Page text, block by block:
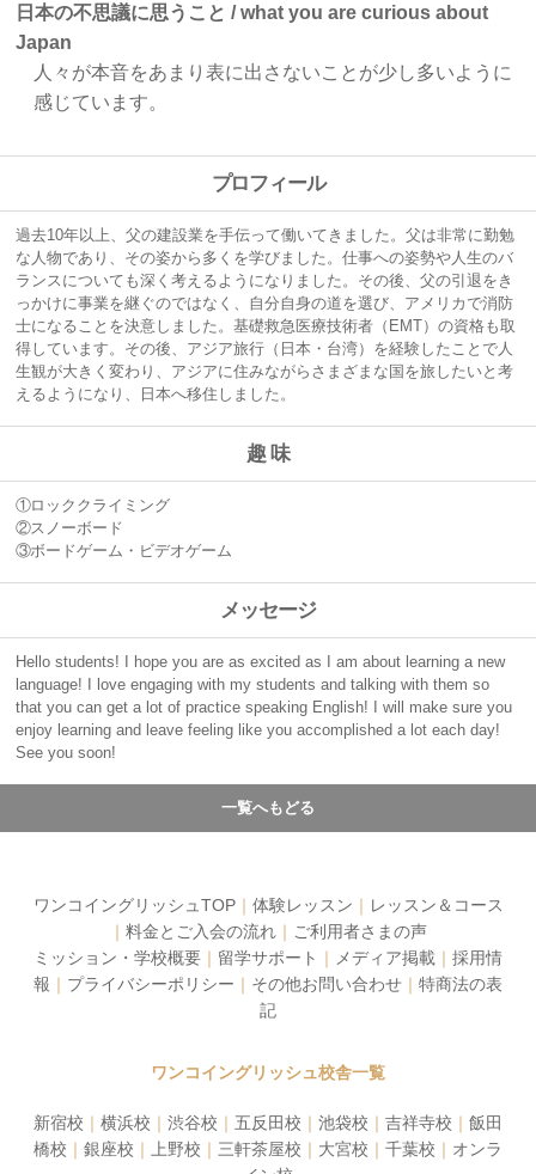
日本の不思議に思うこと / what you are curious about
Japan
人々が本音をあまり表に出さないことが少し多いように
感じています。
プロフィール
過去10年以上、父の建設業を手伝って働いてきました。父は非常に勤勉
な人物であり、その姿から多くを学びました。仕事への姿勢や人生のバ
ランスについても深く考えるようになりました。 その後、父の引退をき
っかけに事業を継ぐのではなく、自分自身の道を選び、アメリカで消防
士になることを決意しました。基礎救急医療技術者（EMT）の資格も取
得しています。 その後、アジア旅行（日本・台湾）を経験したことで人
生観が大きく変わり、アジアに住みながらさまざまな国を旅したいと考
えるようになり、日本へ移住しました。
趣 味
①ロッククライミング
②スノーボード
③ボードゲーム・ビデオゲーム
メッセージ
Hello students! I hope you are as excited as I am about learning a new
language! I love engaging with my students and talking with them so
that you can get a lot of practice speaking English! I will make sure you
enjoy learning and leave feeling like you accomplished a lot each day!
See you soon!
一覧へもどる
ワンコイングリッシュTOP｜ 体験レッスン ｜ レッスン＆コース
｜ 料金とご入会の流れ ｜ ご利用者さまの声
ミッション・学校概要 ｜ 留学サポート ｜ メディア掲載 ｜ 採用情
報 ｜ プライバシーポリシー ｜ その他お問い合わせ ｜ 特商法の表
記
ワンコイングリッシュ校舎一覧
新宿校 ｜ 横浜校 ｜ 渋谷校 ｜ 五反田校 ｜ 池袋校 ｜ 吉祥寺校 ｜ 飯田
橋校 ｜ 銀座校 ｜ 上野校 ｜ 三軒茶屋校 ｜ 大宮校 ｜ 千葉校 ｜ オンラ